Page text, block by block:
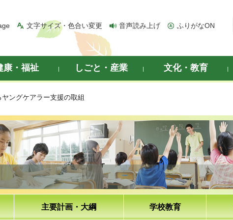
文字サイズ・色合い変更 音声読み上げ ふりがなON
康・福祉 しごと・産業 文化・教育
ングケアラー支援の取組
主要計画・大綱 学校教育